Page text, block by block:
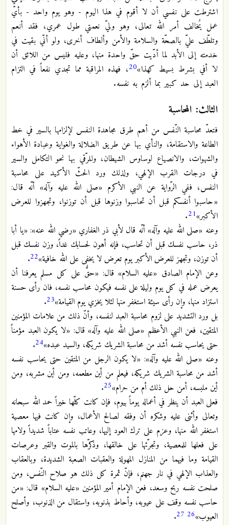
اشترطت على نفسي أن لا أقوم في هذا اليوم - وهو يوم واحد - بأيّ
عمل يُخالف أمر الله تعالى، وهو وليّ نعمتي طول عمري، فقد أنعم
وتلطّف عليّ بالصحّة والسلامة والأمن وألطاف أخرى، ولو أنّي بقيت في
خدمته إلى الأبد لما أدّيت حقّ واحدة منها، وعليه فليس من اللائق أن
لا أفي بشرط بسيط كهذا»20، فهذه المراقبة مما تجدي نفعاً في التزام
العبد إلى حد كبير بما ألزم به نفسه.
الثالث: المحاسبة
فتعدّ محاسبة النّفس من أهم طرق مجاهدة النفس لإلزامها بالسير في خط
الطاعة والاستقامة، والنأي بها عن طريق الضلالة والغواية وعبادة الأهواء
والشهوات، والانصياع لوساوس الشيطان، وللرّقي بها نحو التكامل والسير
في درجات القرب الإلهي، ولذلك ورد الحثّ الأكيد على محاسبة
النفس، ففي الرّواية عن النبي الأكرم «صلى الله عليه وآله» أنّه قال:
«حاسبوا أنفسكم قبل أن تحاسبوا وزنوها قبل أن توزنوا، وتجهزوا للعرض
الأكبر»21
.
وعنه «صلى الله عليه وآله» أنّه قال لأبي ذر الغفاري «رضي الله عنه»: «يا أبا
ذر، حاسب نفسك قبل أن تحاسب، فإنه أهون لحسابك غداً، وزن نفسك قبل
أن توزن، وتجهز للعرض الأكبر يوم تعرض لا يخفى على الله خافية»22
.
وعن الإمام الصادق «عليه السلام» قال: «حقٌّ على كل مسلم يعرفنا أن
يعرض عمله في كل يوم وليلة على نفسه فيكون محاسب نفسه، فان رأى حسنة
استزاد منها، وإن رأى سيئة استغفر منها لئلا يخزي يوم القيامة»23
.
بل ورد التشديد على لزوم محاسبة العبد لنفسه، وأنّ ذلك من علامات المؤمنين
المتقين، فعن النبي الأعظم «صلى الله عليه وآله» قال: «لا يكون العبد مؤمناً
حتى يحاسب نفسه أشد من محاسبة الشريك شريكه، والسيد عبده»24
.
وعنه «صلى الله عليه وآله»: «لا يكون الرجل من المتقين حتى يحاسب نفسه
أشد من محاسبة الشريك شريكه، فيعلم من أين مطعمه، ومن أين مشربه، ومن
أين ملبسه، أمن حل ذلك أم من حرام»25
.
فعلى العبد أن ينظر في أعماله يوماً بيوم، فإن كانت كلّها خيراً حمد الله سبحانه
وتعالى وأثنى عليه وشكره أن وفقه لصالح الأعمال، وإن كانت فيها معصية
استغفر الله منها، وعزم على ترك العود إليها، وعاتب نفسه عتاباً شديداً ولامها
على فعلها للمعصية، وتجرّئها على خالقها، وذكرّها بالموت والقبر وعرصات
القيامة وما فيهما من المنازل المهولة والعقبات الصعبة الشديدة، وبالعقاب
والعذاب الإلهي في نار جهنم، فإنّ ثمرة كل ذلك هو صلاح النّفس، ومن
صلحت نفسه ربح وسعد، فعن الإمام أمير المؤمنين «عليه السلام» قال: «من
حاسب نفسه وقف على عيوبه، وأحاط بذنوبه، واستقال من الذنوب، وأصلح
العيوب»26
27
.